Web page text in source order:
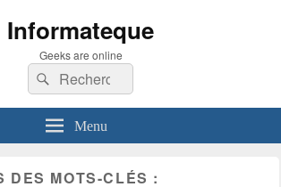
Informateque
Geeks are online
Recherche :
Rechercher
Menu
DES MOTS-CLÉS :